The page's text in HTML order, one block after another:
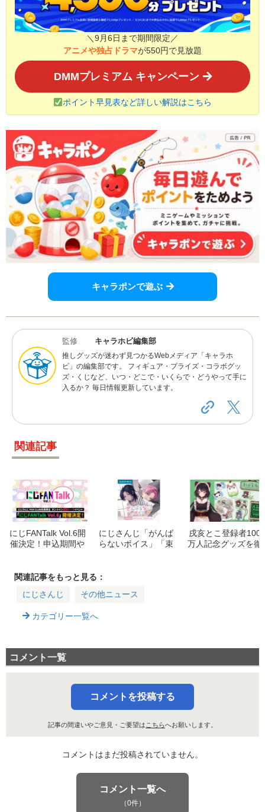
＼9月6日まで期間限定／
アニメや独占ドラマが550円で見放題
DMMプレミアム キャンペーン
ポイント早見表など詳しい解説はこちら
キャラポンで遊ぶ
監修 キャラホビ編集部
推しグッズが迷わず見つかるWebメディア「キャラホ
ビ」の編集部です。 フィギュア・プライズ・コラボグッ
ズ・くじなど、いつ・どこで・いくらで・どうやって手に
入るか？ 毎日情報更新しています。
関連記事
にじFANTalk Vol.6開
催決定！申込期間や
ック
にじさんじ「がんば
らないボイス」「束
期間と参加ライバー
戌亥とこ登録者100
万人記念グッズを徹
関連記事をもっと見る：
にじさんじ
その他ニュース
カテゴリー一覧へ
コメント一覧
コメントを投稿する
記事の間違いやご意見・ご要望は こちらへお願いします。
コメントはまだ投稿されていません。
コメント一覧へ
（0件）